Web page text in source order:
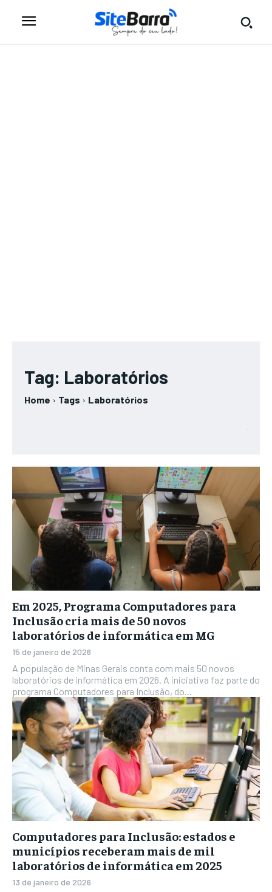
Tag: Laboratórios
Home Tags Laboratórios
Em 2025, Programa Computadores para
Inclusão cria mais de 50 novos
laboratórios de informática em MG
15 de janeiro de 2026
A população de Minas Gerais conta com mais 50 novos
laboratórios de informática em 2026. A iniciativa faz parte do
programa Computadores para Inclusão, do...
Computadores para Inclusão: estados e
municípios receberam mais de mil
laboratórios de informática em 2025
13 de janeiro de 2026